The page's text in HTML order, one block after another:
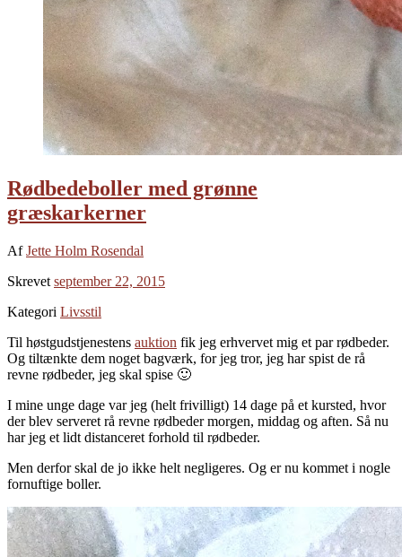
Rødbedeboller med grønne
græskarkerner
AfJette Holm Rosendal
Skrevet september 22, 2015
Kategori Livsstil
Til høstgudstjenestens auktion fik jeg erhvervet mig et par rødbeder.
Og tiltænkte dem noget bagværk, for jeg tror, jeg har spist de rå
revne rødbeder, jeg skal spise 🙂
I mine unge dage var jeg (helt frivilligt) 14 dage på et kursted, hvor
der blev serveret rå revne rødbeder morgen, middag og aften. Så nu
har jeg et lidt distanceret forhold til rødbeder.
Men derfor skal de jo ikke helt negligeres. Og er nu kommet i nogle
fornuftige boller.